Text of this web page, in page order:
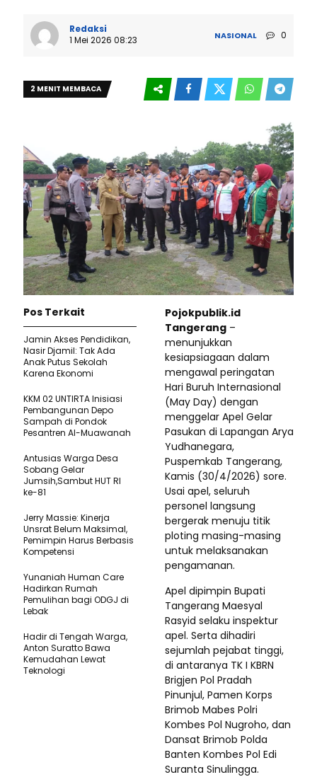
Redaksi
1 Mei 2026 08:23
NASIONAL 0
2 MENIT MEMBACA
Pojokpublik.id
Tangerang –
menunjukkan
kesiapsiagaan dalam
mengawal peringatan
Hari Buruh Internasional
(May Day) dengan
menggelar Apel Gelar
Pasukan di Lapangan Arya
Yudhanegara,
Puspemkab Tangerang,
Kamis (30/4/2026) sore.
Usai apel, seluruh
personel langsung
bergerak menuju titik
ploting masing-masing
untuk melaksanakan
pengamanan.
Apel dipimpin Bupati
Tangerang Maesyal
Rasyid selaku inspektur
apel. Serta dihadiri
sejumlah pejabat tinggi,
di antaranya TK I KBRN
Brigjen Pol Pradah
Pinunjul, Pamen Korps
Brimob Mabes Polri
Kombes Pol Nugroho, dan
Dansat Brimob Polda
Banten Kombes Pol Edi
Suranta Sinulingga.
Pos Terkait
Jamin Akses Pendidikan,
Nasir Djamil: Tak Ada
Anak Putus Sekolah
Karena Ekonomi
KKM 02 UNTIRTA Inisiasi
Pembangunan Depo
Sampah di Pondok
Pesantren Al-Muawanah
Antusias Warga Desa
Sobang Gelar
Jumsih,Sambut HUT RI
ke-81
Jerry Massie: Kinerja
Unsrat Belum Maksimal,
Pemimpin Harus Berbasis
Kompetensi
Yunaniah Human Care
Hadirkan Rumah
Pemulihan bagi ODGJ di
Lebak
Hadir di Tengah Warga,
Anton Suratto Bawa
Kemudahan Lewat
Teknologi ​